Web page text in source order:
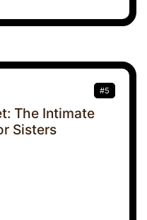
#5
The Intimate
Sisters